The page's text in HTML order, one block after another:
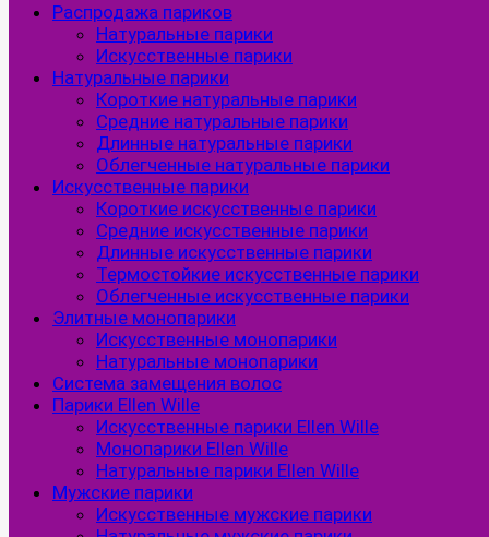
Распродажа париков
Натуральные парики
Искусственные парики
Натуральные парики
Короткие натуральные парики
Средние натуральные парики
Длинные натуральные парики
Облегченные натуральные парики
Искусственные парики
Короткие искусственные парики
Средние искусственные парики
Длинные искусственные парики
Термостойкие искусственные парики
Облегченные искусственные парики
Элитные монопарики
Искусственные монопарики
Натуральные монопарики
Система замещения волос
Парики Ellen Wille
Искусственные парики Ellen Wille
Монопарики Ellen Wille
Натуральные парики Ellen Wille
Мужские парики
Искусственные мужские парики